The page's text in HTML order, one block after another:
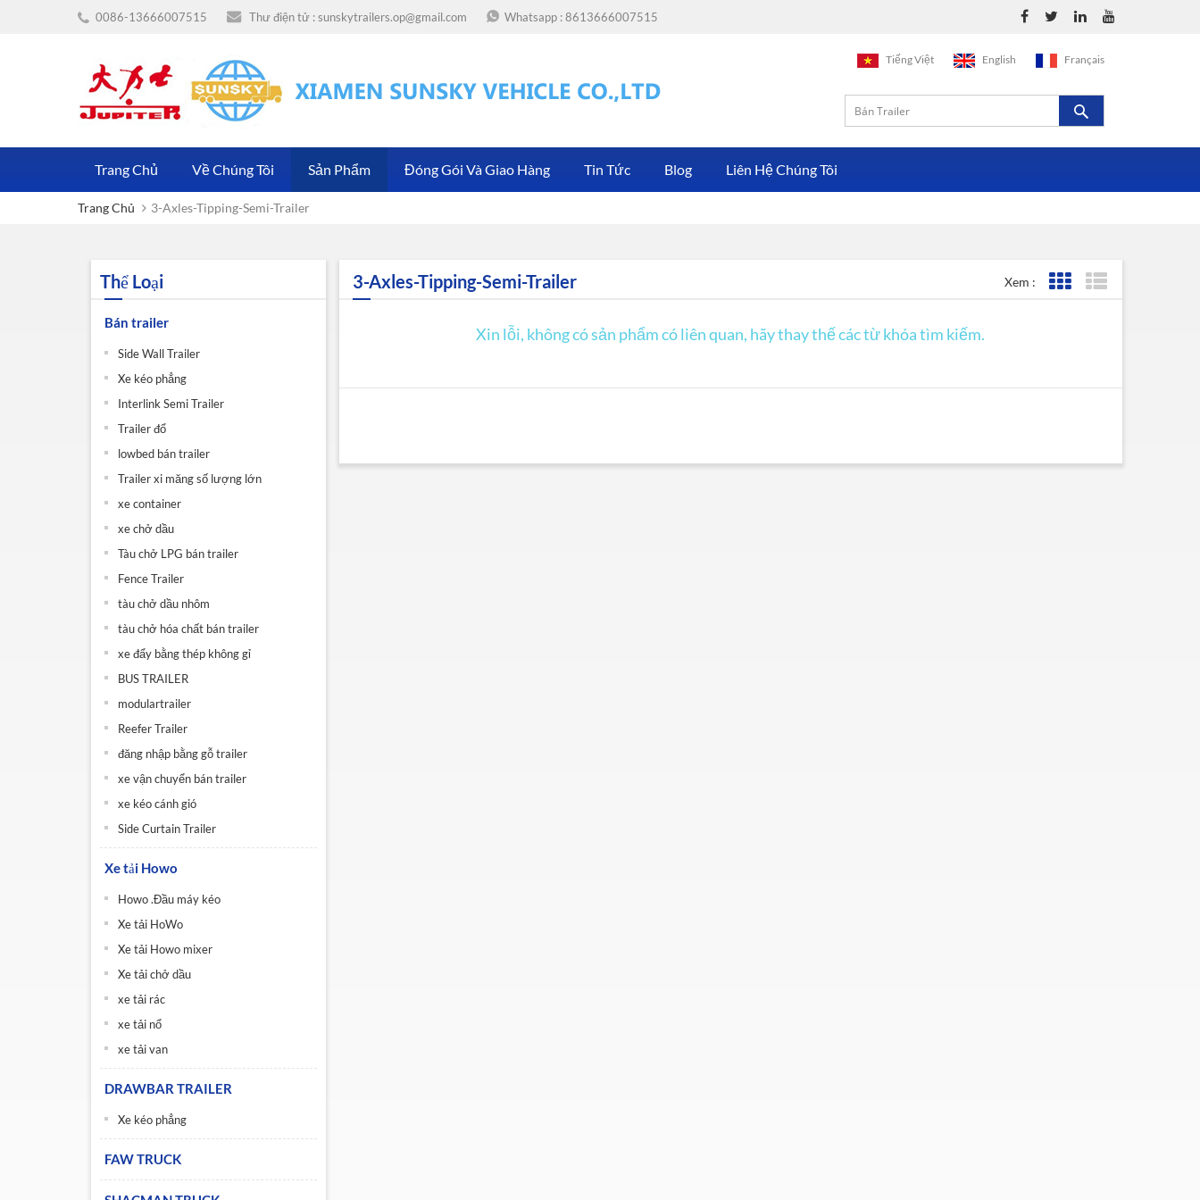
0086-13666007515 Thư điện tử :sunskytrailers.op@gmail.com Whatsapp :8613666007515
Tiếng Việt English Français
Trang Chủ Về Chúng Tôi Sản Phẩm Đóng Gói Và Giao Hàng Tin Tức Blog Liên Hệ Chúng Tôi
Trang Chủ 3-Axles-Tipping-Semi-Trailer
Thể Loại
Bán trailer
Side Wall Trailer
Xe kéo phẳng
Interlink Semi Trailer
Trailer đổ
lowbed bán trailer
Trailer xi măng số lượng lớn
xe container
xe chở dầu
Tàu chở LPG bán trailer
Fence Trailer
tàu chở dầu nhôm
tàu chở hóa chất bán trailer
xe đẩy bằng thép không gỉ
BUS TRAILER
modulartrailer
Reefer Trailer
đăng nhập bằng gỗ trailer
xe vận chuyển bán trailer
xe kéo cánh gió
Side Curtain Trailer
Xe tải Howo
Howo .Đầu máy kéo
Xe tải HoWo
Xe tải Howo mixer
Xe tải chở dầu
xe tải rác
xe tải nổ
xe tải van
DRAWBAR TRAILER
Xe kéo phẳng
FAW TRUCK
3-Axles-Tipping-Semi-Trailer Xem : Lưới xem
Xin lỗi, không có sản phẩm có liên quan, hãy thay thế các từ khóa tìm kiếm.